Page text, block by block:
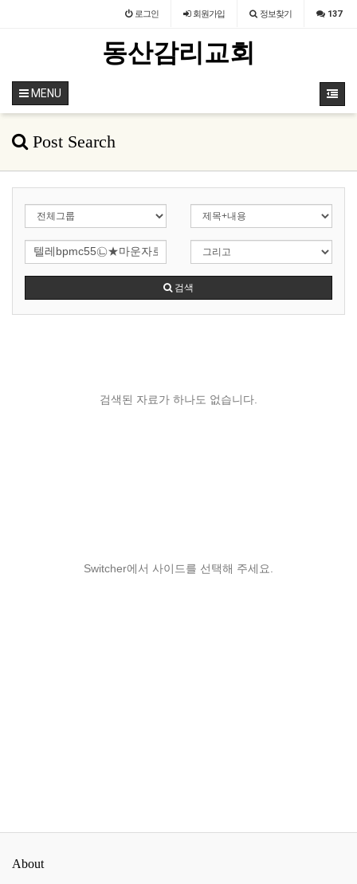
로그인 회원가입 정보찾기 137
동산감리교회
MENU
Post Search
검색
검색된 자료가 하나도 없습니다.
Switcher에서 사이드를 선택해 주세요.
About